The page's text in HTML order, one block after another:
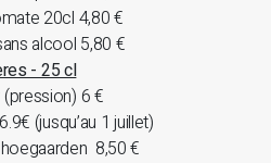
20cl 4,80 €
alcool 5,80 €
- 25 cl
6 €
(jusqu’au 1 juillet)
8,50 €